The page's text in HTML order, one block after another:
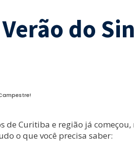
do
Curitiba e região já
o que você precisa saber: